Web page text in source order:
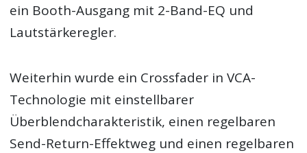
ein Booth-Ausgang mit 2-Band-EQ und
Lautstärkeregler.
Weiterhin wurde ein Crossfader in VCA-
Technologie mit einstellbarer
Überblendcharakteristik, einen regelbaren
Send-Return-Effektweg und einen regelbaren